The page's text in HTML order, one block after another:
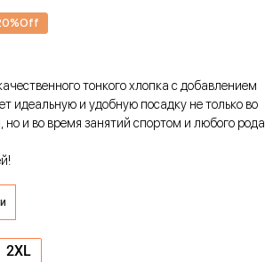
%Off
тонкого хлопка с добавлением
идеальную и удобную посадку не только во
и во время занятий спортом и любого рода
2XL